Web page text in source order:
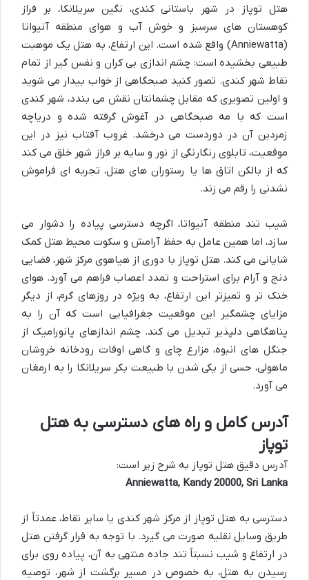
هتل توپاز در شهر باستانی کندی، نگین سریلانکا، بر فراز
کوهستان های سرسبز و خوش آب و هوای منطقه آنیواتا
(Anniewatta) واقع شده است. این ارتفاع، به هتل یک موهبت
طبیعی بخشیده است: چشم اندازی بی کران و نفس گیر از تمام
نقاط شهر کندی. تصور کنید صبحگاهی از خواب بیدار می شوید
و اولین تصویری که مقابل چشمانتان نقش می بندد، شهر کندی
است که با مه صبحگاهی در آغوش گرفته شده و دریاچه
زمردین آن در دوردست می درخشد. غروب آفتاب نیز در این
موقعیت، تابلوی رنگارنگی از نور و سایه بر فراز شهر خلق می کند
که از بالکن اتاق ها یا رستوران های هتل، تجربه ای فراموش
نشدنی را رقم می زند.
شیب تند منطقه آنیواتا، اگرچه دسترسی پیاده را دشوار می
سازد، اما همین عامل به حفظ آرامش و سکوت محیط هتل کمک
شایانی می کند. هتل توپاز با دوری از هیاهوی مرکز شهر، فضایی
دنج و آرام برای استراحت و تمدد اعصاب فراهم می آورد. هوای
خنک تر و تمیزتر این ارتفاع، به ویژه در روزهای گرم، از دیگر
مزایای چشمگیر این موقعیت جغرافیایی است که آن را به
پناهگاهی دلپذیر تبدیل می کند. چشم اندازهای پانورامیک از
جنگل های انبوه، مزارع چای و گاهی اوقات رودخانه خروشان
ماهولی، حسی از یکی شدن با طبیعت بکر سریلانکا را به ارمغان
می آورد.
آدرس کامل و راه های دسترسی به هتل
توپاز
آدرس دقیق هتل توپاز به شرح زیر است:
Anniewatta, Kandy 20000, Sri Lanka
دسترسی به هتل توپاز از مرکز شهر کندی یا سایر نقاط، عمدتاً از
طریق وسایل نقلیه صورت می گیرد. با توجه به قرار گرفتن هتل
در ارتفاع و شیب نسبتاً تند جاده منتهی به آن، پیاده روی برای
رسیدن به هتل، به خصوص در مسیر برگشت از شهر، توصیه